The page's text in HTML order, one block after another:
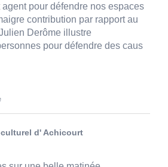
pour défendre nos espaces
contribution par rapport au
Derôme illustre
pour défendre des caus
d' Achicourt